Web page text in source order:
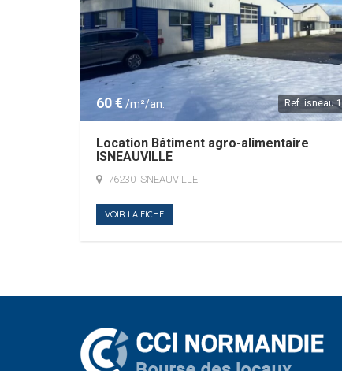
60 € /m²/an. Ref. isneau 1
Location Bâtiment agro-alimentaire
ISNEAUVILLE
76230 ISNEAUVILLE
VOIR LA FICHE